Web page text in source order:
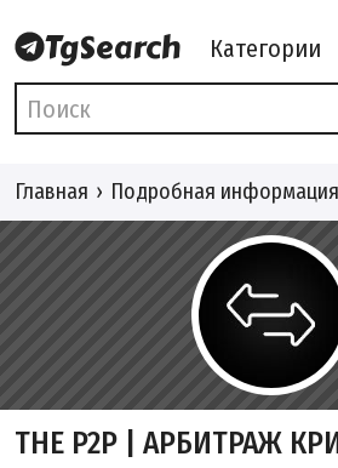
Категории
Главная Подробная
THE P2P | АРБИТРАЖ